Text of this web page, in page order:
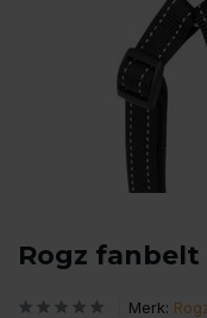
Rogz
Merk: